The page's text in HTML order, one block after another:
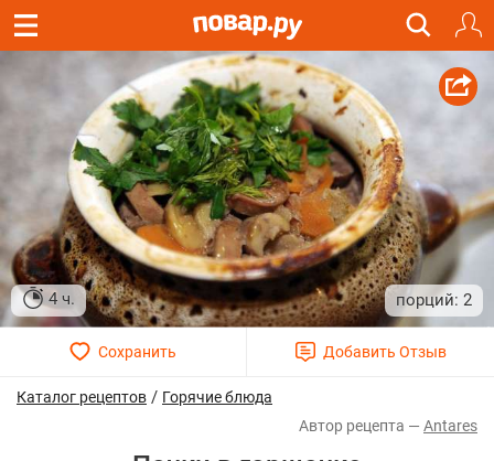
4 ч. 2
Каталог рецептов / Горячие блюда
Antares